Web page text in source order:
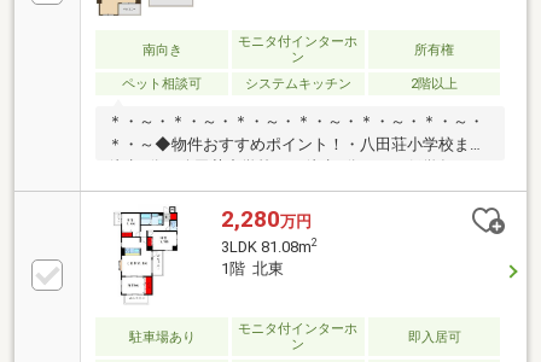
南向き
モニタ付インターホ
ン
所有権
ペット相談可 システムキッチン 2階以上
＊・～・＊・～・＊・～・＊・～・＊・～・＊・～・
＊・～◆物件おすすめポイント！・八田荘小学校まで
子さんも楽々通えて安心です！・タタミコーナーがご
ざいますので、小さなお子様がいるご家族にもおスス
メ！・大切なペットと生活できます！(規約有)・広々
としたルーフバルコニーでゆったりとお過ごしいただ
けますよ！・バス停まで徒歩3分。「深井」駅までバ
スで6分です！ハウスフリーダムは【東証スタンダー
ド上場企業】です。不動産購入や住宅ローンについて
は、ハウスフリーダムにお任せ下さい。ご来店の際は
2,280万円
3LDK 81.08m2
1階 北東
駐車場あり
モニタ付インターホ
ン
即入居可